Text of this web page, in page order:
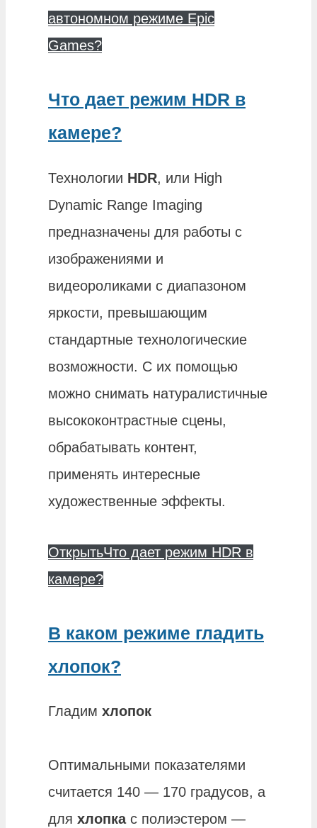
автономном режиме Epic
Games?
Что дает режим HDR в
камере?
Технологии HDR, или High
Dynamic Range Imaging
предназначены для работы с
изображениями и
видеороликами с диапазоном
яркости, превышающим
стандартные технологические
возможности. С их помощью
можно снимать натуралистичные
высококонтрастные сцены,
обрабатывать контент,
применять интересные
художественные эффекты.
ОткрытьЧто дает режим HDR в
камере?
В каком режиме гладить
хлопок?
Гладим хлопок
Оптимальными показателями
считается 140 — 170 градусов, а
для хлопкас полиэстером —